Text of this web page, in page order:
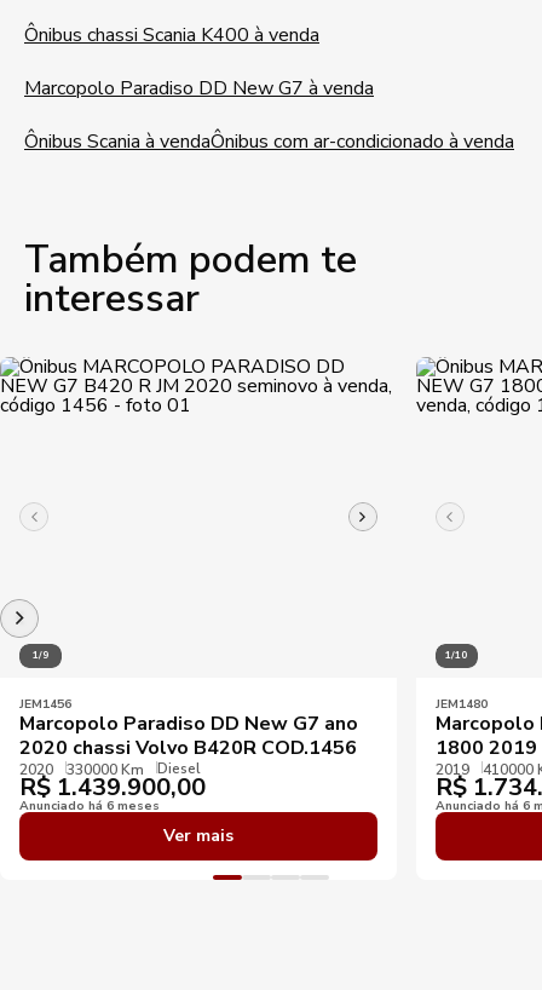
Ônibus chassi Scania K400 à venda
Marcopolo Paradiso DD New G7 à venda
Ônibus Scania à vendaÔnibus com ar-condicionado à venda
Também podem te
interessar
1/9
JEM1456
Marcopolo Paradiso DD New G7 ano
2020 chassi Volvo B420R COD.1456
2020 330000 Km Diesel
R$ 1.439.900,00
Anunciado há 6 meses
Ver mais
1/10
JEM1480
Marcopolo
1800 2019
2019 410000
R$
Anunciado há 6